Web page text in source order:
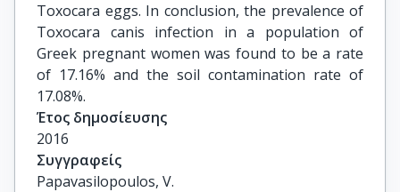
Toxocara eggs. In conclusion, the prevalence of
Toxocara canis infection in a population of
Greek pregnant women was found to be a rate
of 17.16% and the soil contamination rate of
17.08%.
Έτος δημοσίευσης
2016
Συγγραφείς
Papavasilopoulos, V.